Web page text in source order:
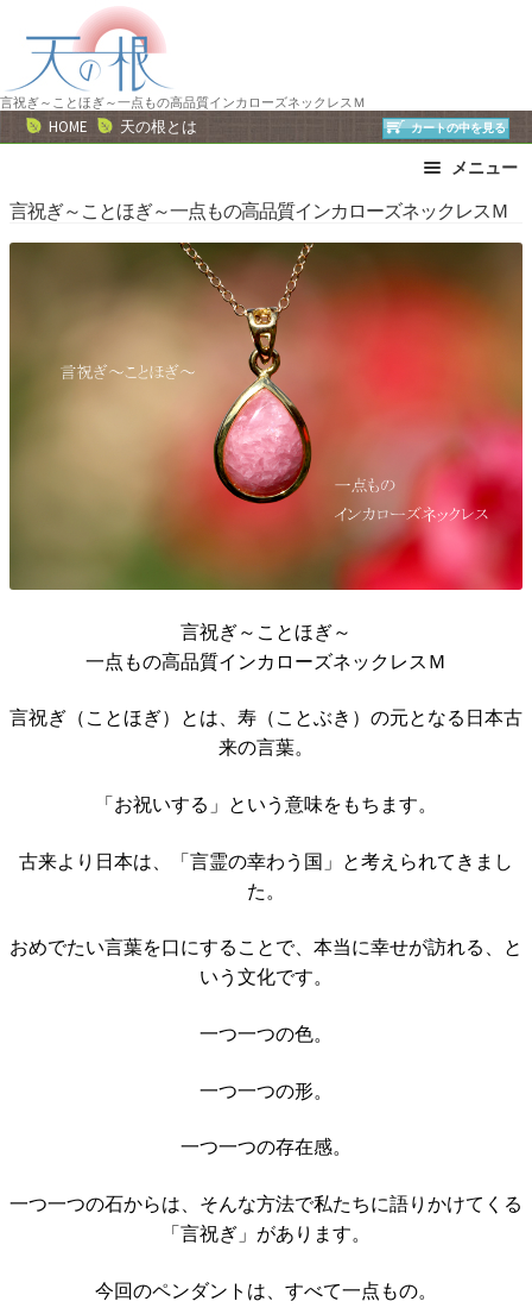
ー
へ
ス
ン
キ
ッ
言祝ぎ～ことほぎ～一点もの高品質インカローズネックレスＭ
HOME 天の根とは カートの中を見る
メニュー
ブレスレット
ストラップ
ネックレス
ピアス・イヤリング
運勢で選ぶ
色で選ぶ
星座石で選ぶ
石の名前で選ぶ
パワーストーン一覧
言祝ぎ～ことほぎ～一点もの高品質インカローズネックレスＭ
言祝ぎ～ことほぎ～
一点もの高品質インカローズネックレスＭ
言祝ぎ（ことほぎ）とは、寿（ことぶき）の元となる日本古
来の言葉。
「お祝いする」という意味をもちます。
古来より日本は、「言霊の幸わう国」と考えられてきまし
た。
おめでたい言葉を口にすることで、本当に幸せが訪れる、と
いう文化です。
一つ一つの色。
一つ一つの形。
一つ一つの存在感。
一つ一つの石からは、そんな方法で私たちに語りかけてくる
「言祝ぎ」があります。
今回のペンダントは、すべて一点もの。